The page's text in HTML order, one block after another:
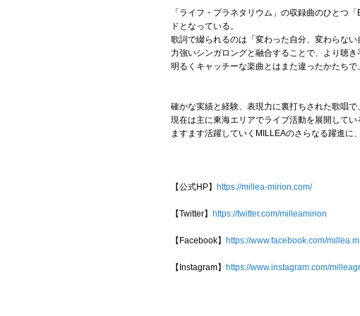
「ライフ・プラネタリウム」の収録曲のひとつ
ドとなっている。
歌詞で綴られるのは「変わった自分、変わらな
力強いシンガロングと融合することで、より聴
明るくキャッチーな楽曲とはまた違ったかたち
確かな実績と経験、表現力に裏打ちされた歌唱
現在は主に東海エリアでライブ活動を展開して
ますます活躍していくMILLEAのさらなる躍進に
【公式HP】 https://millea-mirion.com/
【Twitter】 https://twitter.com/milleamirion
【Facebook】 https://www.facebook.com/
【Instagram】 https://www.instagram.com/